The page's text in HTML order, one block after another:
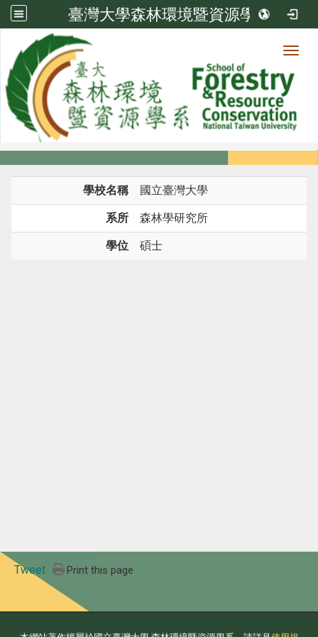
臺灣大學森林環境暨資源學系
系所成員
系所成員
學校名稱 國立臺灣大學
系所 森林學研究所
學位 碩士
Tweet Print this page